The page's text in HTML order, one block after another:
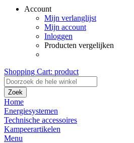
Account
Mijn verlanglijst
Mijn account
Inloggen
Producten vergelijken
Shopping Cart: product
Zoek
Home
Energiesystemen
Technische accessoires
Kampeerartikelen
Menu